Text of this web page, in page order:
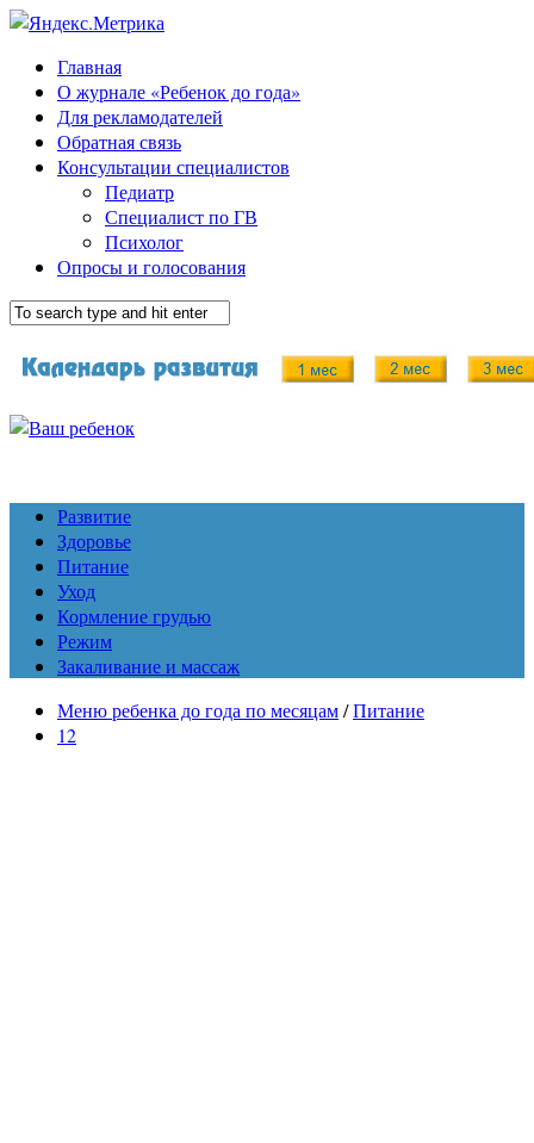
Главная
О журнале «Ребенок до года»
Для рекламодателей
Обратная связь
Консультации специалистов
Педиатр
Специалист по ГВ
Психолог
Опросы и голосования
Развитие
Здоровье
Питание
Уход
Кормление грудью
Режим
Закаливание и массаж
Меню ребенка до года по месяцам/Питание
12